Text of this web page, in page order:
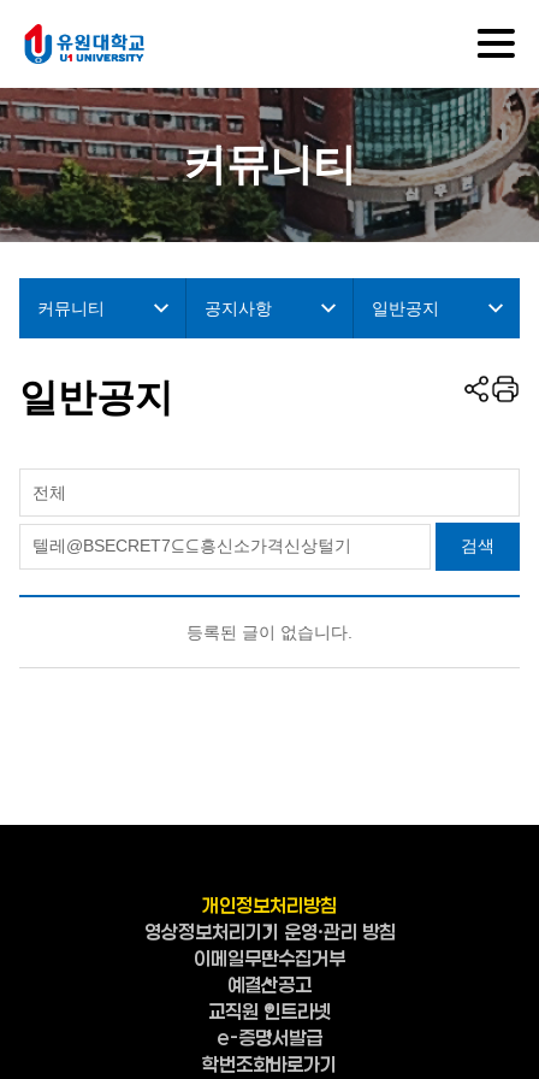
커뮤니티
커뮤니티 공지사항 일반공지
일반공지
전체
검색
등록된 글이 없습니다.
개인정보처리방침
영상정보처리기기 운영·관리 방침
이메일무단수집거부
예결산공고
교직원 인트라넷
e-증명서발급
학번조회바로가기